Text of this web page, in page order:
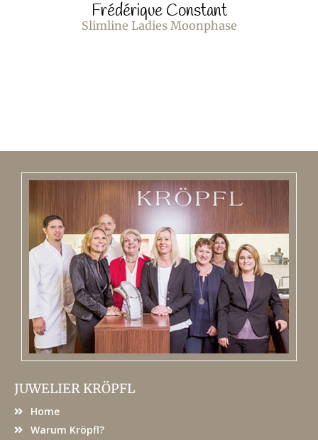
Frédérique Constant
Slimline Ladies Moonphase
JUWELIER KRÖPFL
Home
Warum Kröpfl?